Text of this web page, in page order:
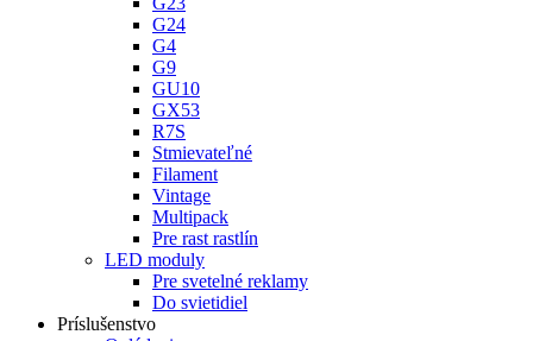
G24
G4
G9
GU10
GX53
R7S
Stmievateľné
Filament
Vintage
Multipack
Pre rast rastlín
LED moduly
Pre svetelné reklamy
Do svietidiel
Príslušenstvo